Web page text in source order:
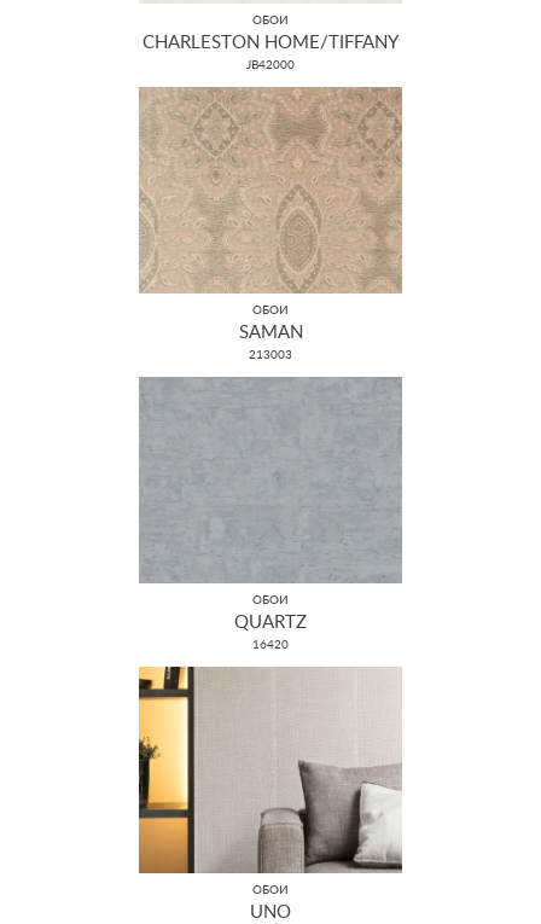
ОБОИ
CHARLESTON HOME/TIFFANY
JB42000
ОБОИ
SAMAN
213003
ОБОИ
QUARTZ
16420
ОБОИ
UNO